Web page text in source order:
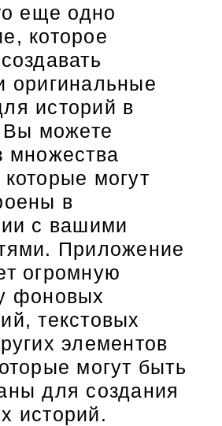
еще одно
которое
оригинальные
историй в
можете
множества
могут
в
с вашими
Приложение
огромную
фоновых
текстовых
элементов
могут быть
для создания
историй.